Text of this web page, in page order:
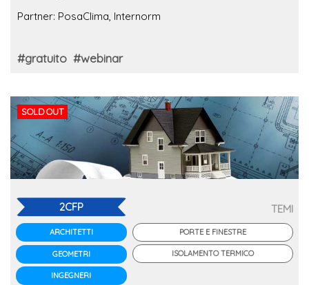
Partner: PosaClima, Internorm
#gratuito #webinar
SOLD OUT
2CFP
ARCHITETTI
GEOMETRI
INGEGNERI
TEMI
PORTE E FINESTRE
ISOLAMENTO TERMICO